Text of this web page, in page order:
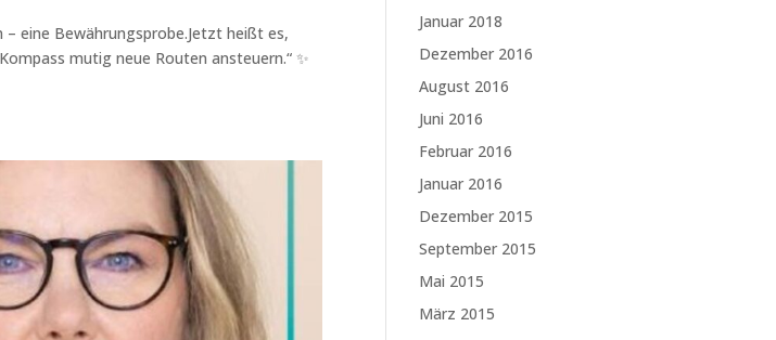
eine Bewährungsprobe.Jetzt heißt es,
mutig neue Routen ansteuern.“ ✨
Januar 2018
Dezember 2016
August 2016
Juni 2016
Februar 2016
Januar 2016
Dezember 2015
September 2015
Mai 2015
März 2015